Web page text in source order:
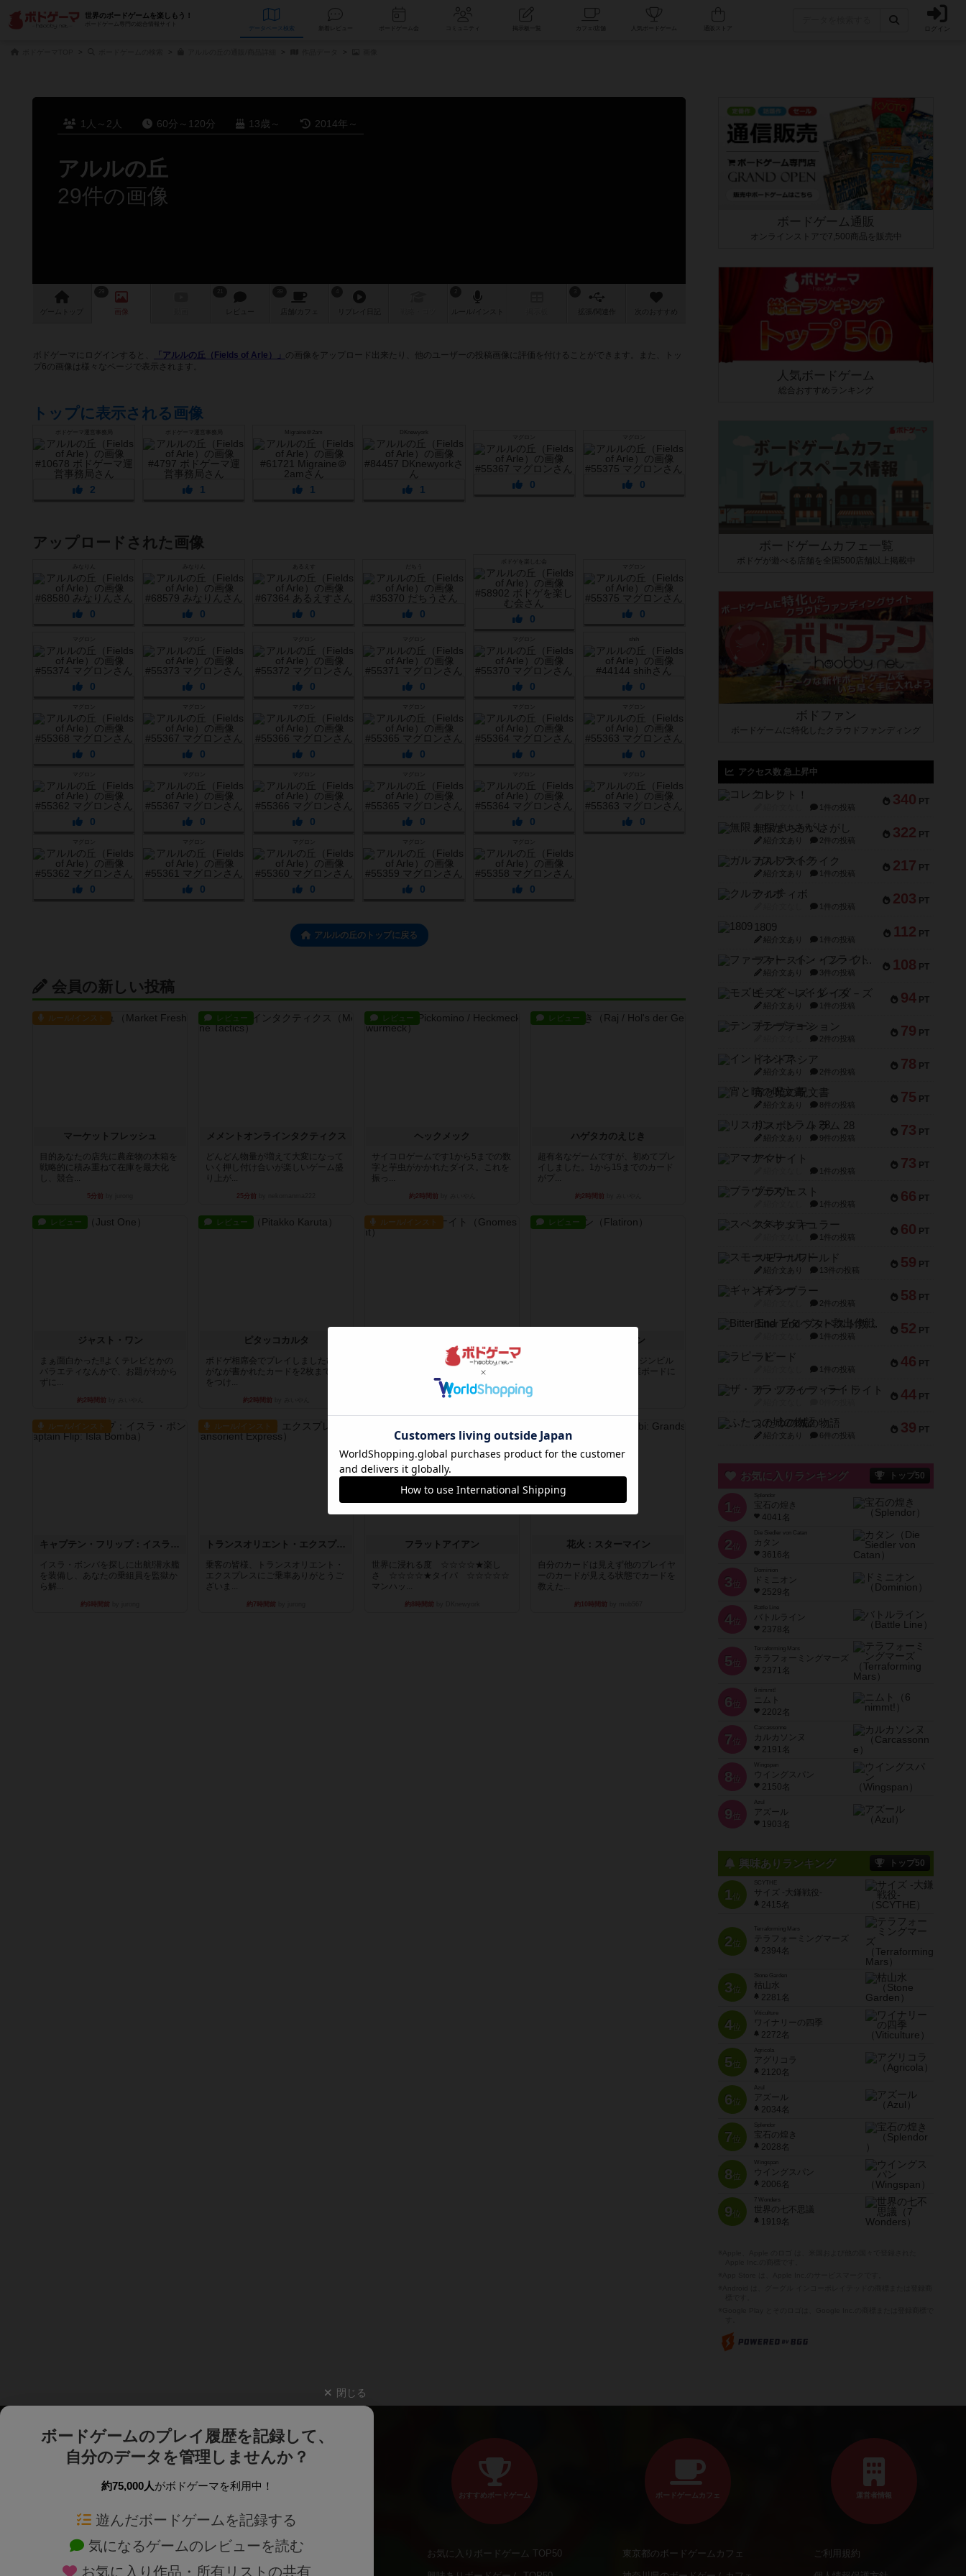
世界のボードゲームを楽しもう！
ボードゲーム専門の総合情報サイト
データベース コミュニティ 人気ボードゲーム ログイン
1人～2人 60分～120分 13歳～ 2014年～
アルルの丘
29件の画像
ゲーム 画像 店舗/ カフェ 作 次のおすすめ
ボドゲーマにログインすると、 「アルルの丘（Fields of Arle）」 の画像をアップロード出来たり、他のユーザーの投稿画像に評価を付けることができます。また、トッ
プ6の画像は様々なページで表示されます。
トップに表示される画像
2 1
Migraine＠2am
1
DKnewyork
1 0 0
アップロードされた画像
みなりん
0
みなりん
0
あるえす
0 0
ボドゲを楽しむ会
0 0
0 0 0 0 0 0
0 0 0 0 0 0
0 0 0 0 0 0
0 0 0 0 0
アルルの丘のトップに戻る
会員の新しい投稿
ルール/インスト
マーケットフレッシュ
目的あなたの店先に農産物の木箱を
戦略的に積み重ねて在庫を最大化
し、競合...
5分前
レビュー
メメントオンラインタクティクス
どんどん物量が増えて大変になって
いく押し付け合いが楽しいゲーム盛
り上が...
25分前
レビュー
ヘックメック
サイコロゲームです1から5までの数
字と芋虫がかかれたダイス。これを
振っ...
約2時間前
レビュー
ハゲタカのえじき
超有名なゲームですが、初めてプレ
イしました。1から15までのカード
がプ...
約2時間前
レビュー
ジャスト・ワン
まぁ面白かった‼️よくテレビとかの
バラエティなんかで、お題がわから
ずに...
約2時間前
レビュー
ピタッコカルタ
ボドゲ相席会でプレイしましたひら
がなが書かれたカードを2枚まで手
をつけ...
約2時間前
ルール/インスト
ベネボレンス女王は、忠実な臣民を
称えるための祝宴を開こうとしてい
by jurong
レビュー
フラットアイアン
1~2人に限定された、エンジンビル
ド系のシステム選んだ企業ボードに
ルール/インスト
キャプテン・フリップ：イスラ・ボンバ
イスラ・ボンバを探しに出航!潜水艦
を装備し、あなたの乗組員を監獄か
ら解...
約6時間前
ルール/インスト
トランスオリエント・エクスプレス
乗客の皆様、トランスオリエント・
エクスプレスにご乗車ありがとうご
ざいま...
約7時間前
フラットアイアン
世界に浸れる度 ☆☆☆☆★楽し
さ ☆☆☆☆★タイパ ☆☆☆☆☆
マンハッ...
約8時間前
花火：スターマイン
自分のカードは見えず他のプレイヤ
ーのカードが見える状態でカードを
教えた...
約10時間前
ボードゲーム通販
オンラインストアで7,500商品を販売中
人気ボードゲーム
総合おすすめランキング
ボードゲームカフェ一覧
ボドゲが遊べる店舗を全国500店舗以上掲載中
ボドファン
ボードゲームに特化したクラウドファンディング
アクセス数 急上昇中
340 PT
コレクト！
1件の投稿
322 PT
無限まちがいさがし
紹介文あり 2件の投稿
217 PT
ガルフストライク
紹介文あり 1件の投稿
203 PT
クルティボ
1件の投稿
112 PT
1809
紹介文あり 1件の投稿
108 PT
ファースト・イン・フライト
紹介文あり 3件の投稿
94 PT
モズビ－ズ・レイダ－ズ
紹介文あり 1件の投稿
79 PT
テンプテーション
2件の投稿
78 PT
インドネシア
紹介文あり 2件の投稿
75 PT
宵と暁の呪文書
紹介文あり 8件の投稿
73 PT
リスボン・トラム 28
紹介文あり 9件の投稿
73 PT
アマナイト
1件の投稿
66 PT
ブラヴェスト
1件の投稿
60 PT
スペクタキュラー
1件の投稿
59 PT
スモールワールド
紹介文あり 13件の投稿
58 PT
ギャンブラー
2件の投稿
52 PT
Bitter End ブタペスト救出作戦
1件の投稿
46 PT
ラピード
1件の投稿
44 PT
ザ・フラッフィー・ライト
39 PT
ふたつの城の物語
紹介文あり 6件の投稿
お気に入りランキング トップ50
1 位
宝石の煌き
4041名
2 位
Die Siedler von Catan
カタン
3616名
3 位
ドミニオン
2529名
4位
Battle Line
バトルライン
2378名
5 位
Terraforming Mars
テラフォーミングマーズ
2371名
6 位
ニムト
2202名
7 位
Carcassonne
カルカソンヌ
2191名
8 位
Wingspan
ウイングスパン
2150名
9 位
Azul
アズール
1903名
興味ありランキング トップ50
1位
SCYTHE
サイズ -大鎌戦役-
2415名
2位
Terraforming Mars
テラフォーミングマーズ
2394名
3位
Stone Garden
枯山水
2281名
4位
Viticulture
ワイナリーの四季
2272名
5位
Agricola
アグリコラ
2120名
6位
Azul
アズール
2034名
7位
宝石の煌き
2028名
8位
Wingspan
ウイングスパン
2006名
9位
7 Wonders
世界の七不思議
1919名
閉じる
ボードゲームのプレイ履歴を記録して、
自分のデータを管理しませんか？
約75,000人がボドゲーマを利用中！
遊んだボードゲームを記録する
気になるゲームのレビューを読む
お気に入り作品・所有リストの共有
ボードゲームを検索する 新作・再入荷情報
おすすめボードゲーム
お気に入りボードゲーム TOP50
ボードゲームカフェ
東京都のボードゲームカフェ
運営者情報
ご利用規約